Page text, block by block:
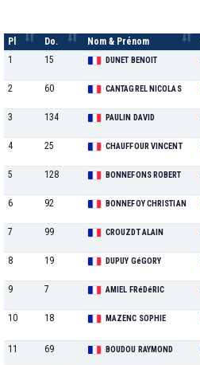
Pl Do. Nom & Prénom
1
15 DUNET BENOIT
2 60 CANTAGREL NICOLAS
3 134 PAULIN DAVID
4 25 CHAUFFOUR VINCENT
5 128 BONNEFONS ROBERT
6 92 BONNEFOY CHRISTIAN
7 99 CROUZDT ALAIN
8 19 DUPUY GéGORY
9 7 AMIEL FRéDéRIC
10 18 MAZENC SOPHIE
11 69 BOUDOU RAYMOND